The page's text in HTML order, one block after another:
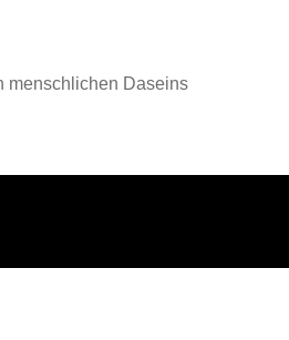
menschlichen Daseins